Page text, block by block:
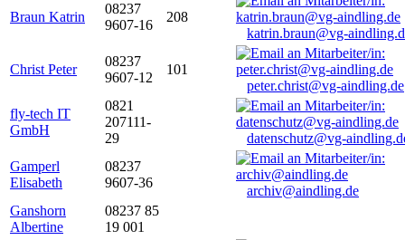
Braun Katrin
08237
9607-16
208
katrin.braun@vg-
Christ Peter
08237
9607-12
101
peter.christ@vg-aindling.de
fly-tech IT
GmbH
0821
207111-
29
datenschutz@vg-
Gamperl
Elisabeth
08237
9607-36
archiv@aindling.de
Ganshorn
Albertine
08237 85
19 001